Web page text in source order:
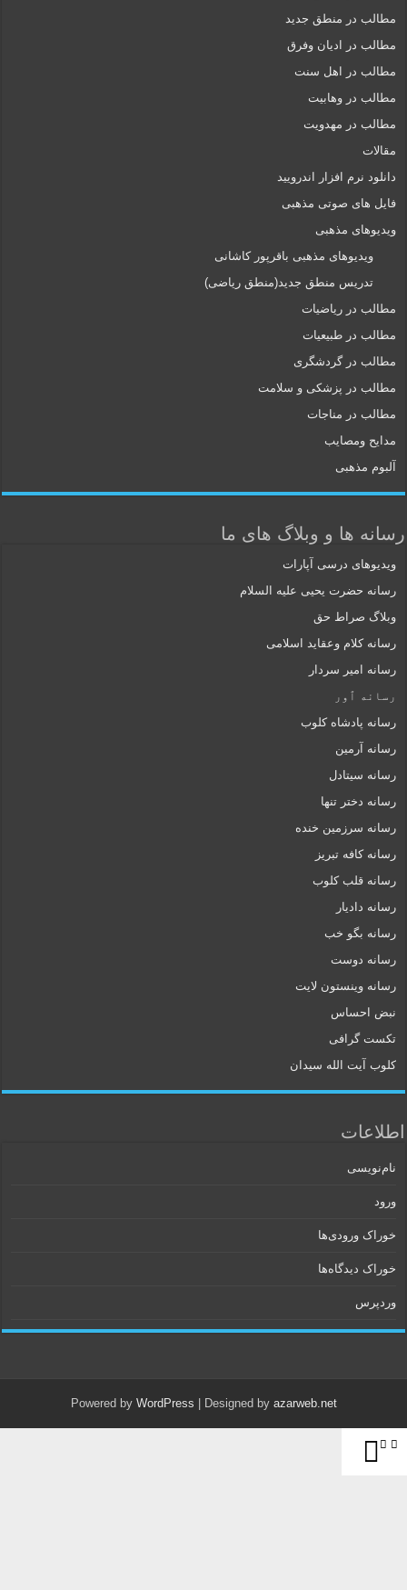
مطالب در منطق جدید
مطالب در ادیان وفرق
مطالب در اهل سنت
مطالب در وهابیت
مطالب در مهدویت
مقالات
دانلود نرم افزار اندرویید
فایل های صوتی مذهبی
ویدیوهای مذهبی
ویدیوهای مذهبی باقرپور کاشانی
تدریس منطق جدید(منطق ریاضی)
مطالب در ریاضیات
مطالب در طبیعیات
مطالب در گردشگری
مطالب در پزشکی و سلامت
مطالب در مناجات
مدایح ومصایب
آلبوم مذهبی
رسانه ها و وبلاگ های ما
ویدیوهای درسی آپارات
رسانه حضرت یحیی علیه السلام
وبلاگ صراط حق
رسانه کلام وعقاید اسلامی
رسانه امیر سردار
رسانه ٱور
رسانه پادشاه کلوب
رسانه آرمین
رسانه سیتادل
رسانه دختر تنها
رسانه سرزمین خنده
رسانه کافه تبریز
رسانه قلب کلوب
رسانه دادیار
رسانه بگو خب
رسانه دوست
رسانه وینستون لایت
نبض احساس
تکست گرافی
کلوب آیت الله سیدان
اطلاعات
نام‌نویسی
ورود
خوراک ورودی‌ها
خوراک دیدگاه‌ها
وردپرس
Powered by WordPress | Designed by azarweb.net